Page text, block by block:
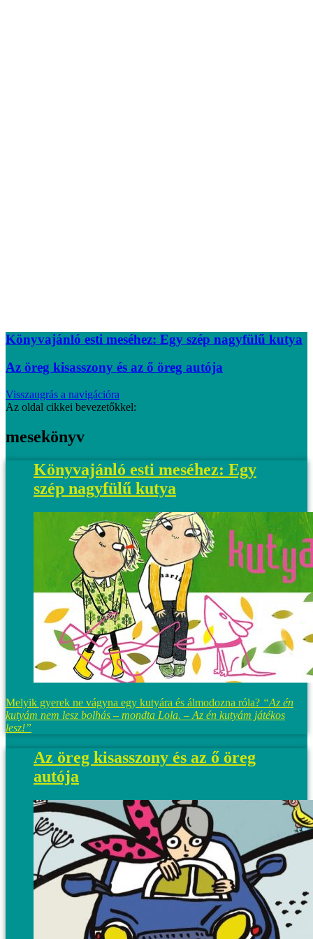
Könyvajánló esti meséhez: Egy szép nagyfülű kutya
Az öreg kisasszony és az ő öreg autója
Visszaugrás a navigációra
Az oldal cikkei bevezetőkkel:
mesekönyv
Könyvajánló esti meséhez: Egy
szép nagyfülű kutya
Melyik gyerek ne vágyna egy kutyára és álmodozna róla? “Az én
kutyám nem lesz bolhás – mondta Lola. – Az én kutyám játékos
lesz!”
Az öreg kisasszony és az ő öreg
autója